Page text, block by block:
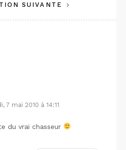
SUIVANTE
7 mai 2010 à 14:11
du vrai chasseur